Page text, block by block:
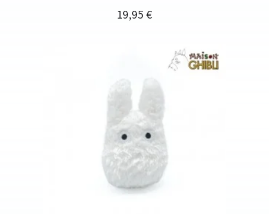
Precio
19,95 €